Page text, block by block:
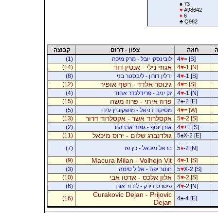
♠73
♥ A98642
♦ 6
♣Q982
חוזה צפון - דרום
קבוצה
4♥= [S] לובינסקי יובל - מרק מיכה
(1)
4♥-1 [N] אגוזי נילי - אנטין דוד
(14)
4♥-1 [S] ידלין דורון - ליבסטר בני
(8)
4♥= [S] גינוסר אלדד - רשף אופיר
(12)
4♥-1 [N] זק יניב - פרידלנדר אהוד
(4)
2♠-2 [E] פרוז איתי - פרוז משה
(15)
4♥= [W] מסיקה דניאל - מושקוביץ עידו
(5)
5♥-2 [S] אקסלרוד אשר - אקסלרוד דרור
(13)
4♥+1 [S] אורן יוסף - גפנר אברהם
(2)
5♠X-2 [E] גולדנברג שלום - ירוס מיכאל
(11)
5♦-2 [N] בראל מיכאל - כץ פז
(7)
4♥-1 [S]
Macura Milan - Volhejn Vit
(9)
5♥X-2 [S] חוטר יפה - אלול סימה
(3)
5♥-2 [S] אלון אלכס - אדטו אבי
(10)
4♥-2 [N] פיטרס דירק - לידור אורן
(6)
4♠-4 [E]
Curakovic Dejan - Prijovic
Dejan
(16)